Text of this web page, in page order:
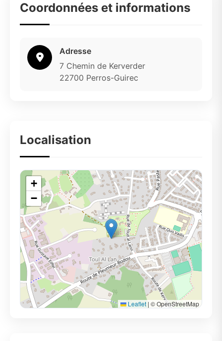
Coordonnées et informations
Adresse
7 Chemin de Kerverder
22700 Perros-Guirec
Localisation
+
−
Leaflet | © OpenStreetMap